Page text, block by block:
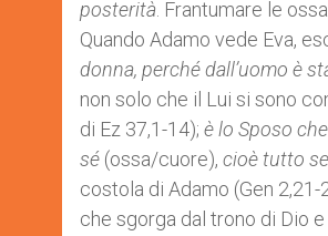
posterità . Frantumare le
Quando Adamo vede Eva,
donna, perché dall’uomo è
non solo che il Lui si sono
di Ez 37,1-14); è lo Sposo
sé (ossa/cuore), cioè tutto
costola di Adamo (Gen
che sgorga dal trono di Dio